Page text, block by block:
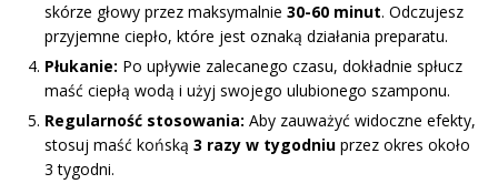
skórze głowy przez maksymalnie 30-60 minut. Odczujesz
przyjemne ciepło, które jest oznaką działania preparatu.
Płukanie: Po upływie zalecanego czasu, dokładnie spłucz
maść ciepłą wodą i użyj swojego ulubionego szamponu.
Regularność stosowania: Aby zauważyć widoczne efekty,
stosuj maść końską 3 razy w tygodniu przez okres około
3 tygodni.